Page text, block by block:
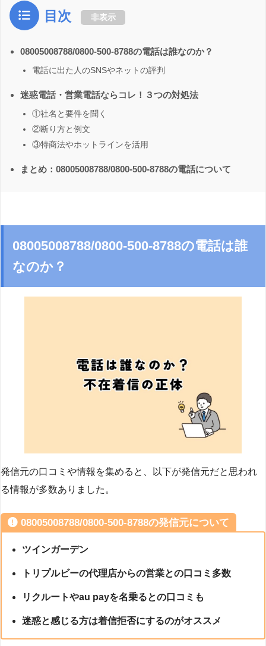
目次 非表示
08005008788/0800-500-8788の電話は誰なのか？
電話に出た人のSNSやネットの評判
迷惑電話・営業電話ならコレ！３つの対処法
①社名と要件を聞く
②断り方と例文
③特商法やホットラインを活用
まとめ：08005008788/0800-500-8788の電話について
08005008788/0800-500-8788の電話は誰
なのか？
発信元の口コミや情報を集めると、以下が発信元だと思われ
る情報が多数ありました。
08005008788/0800-500-8788の発信元について
ツインガーデン
トリプルビーの代理店からの営業との口コミ多数
リクルートやau payを名乗るとの口コミも
迷惑と感じる方は着信拒否にするのがオススメ